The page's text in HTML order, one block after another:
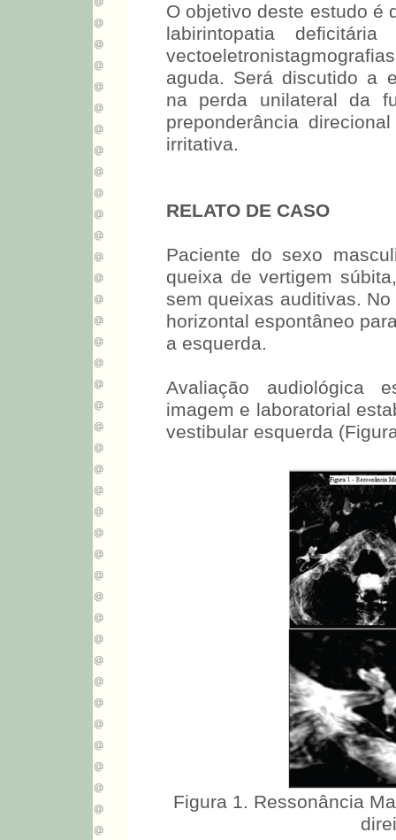
O objetivo deste estudo é
labirintopatia
aguda. Será discutido a
na perda unilateral da
preponderância
irritativa.
RELATO DE CASO
Paciente do sexo
queixa de vertigem
sem queixas auditivas.
horizontal espontâneo
a esquerda.
Avaliação audiológica
imagem e laboratorial
vestibular esquerda
Figura 1. Ressonância